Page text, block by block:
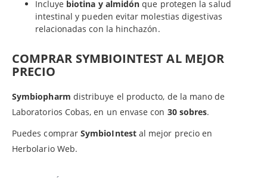
Incluye biotina y almidón que protegen la salud
intestinal y pueden evitar molestias digestivas
relacionadas con la hinchazón.
COMPRAR SYMBIOINTEST AL MEJOR
PRECIO
Symbiopharm distribuye el producto, de la mano de
Laboratorios Cobas, en un envase con 30 sobres.
Puedes comprarSymbioIntestal mejor precio en
Herbolario Web.